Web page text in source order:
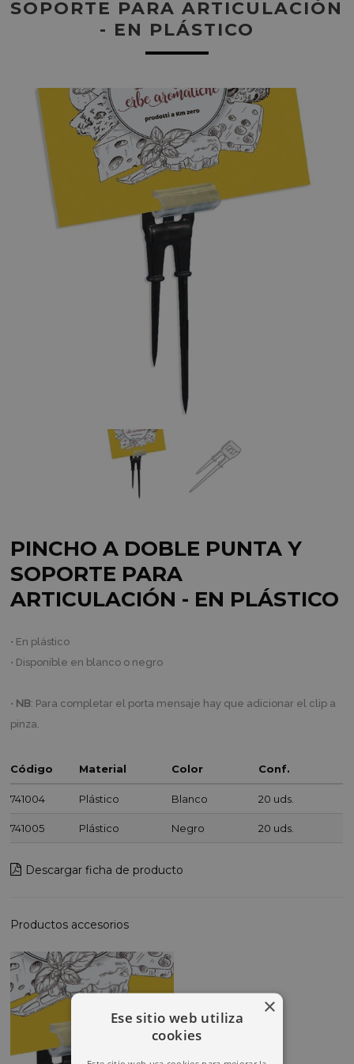
SOPORTE PARA ARTICULACIÓN
- EN PLÁSTICO
PINCHO A DOBLE PUNTA Y
SOPORTE PARA
ARTICULACIÓN - EN PLÁSTICO
• En plástico
• Disponible en blanco o negro
• NB: Para completar el porta mensaje hay que adicionar el clip a
pinza.
Código Material Color Conf.
741004 Plástico Blanco 20 uds.
741005 Plástico Negro 20 uds.
Descargar ficha de producto
Productos accesorios
×
Ese sitio web utiliza
cookies